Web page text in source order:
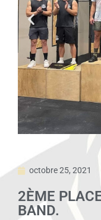
octobre 25, 2021
2ÈME
BAND.